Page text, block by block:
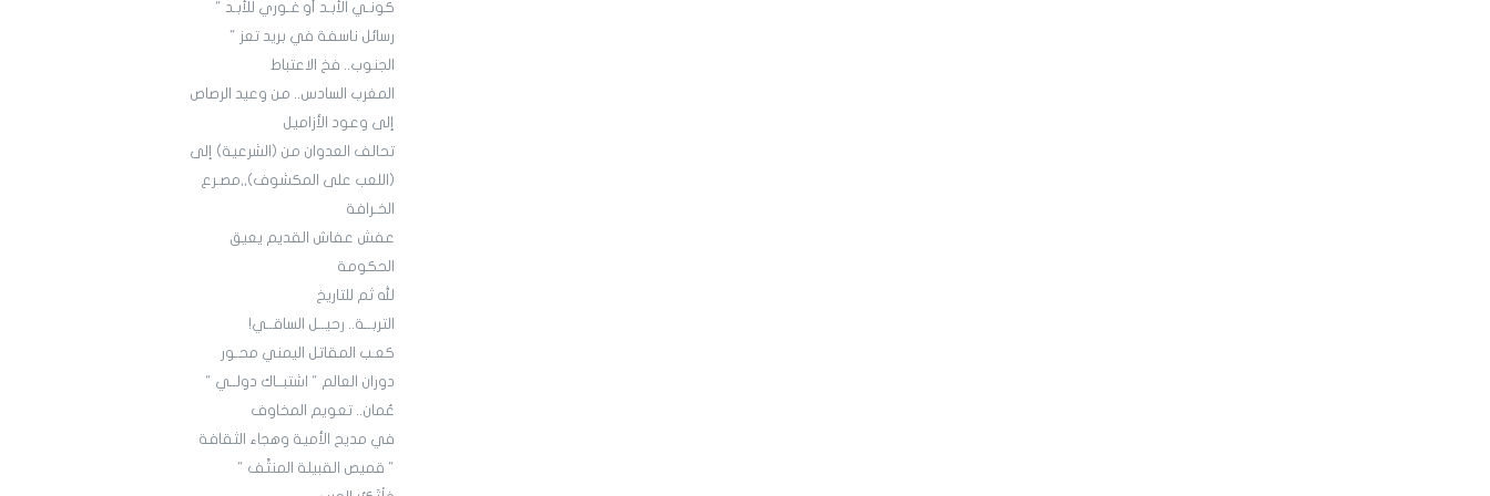
كونـي الأبـد أو غـوري للأبـد "
رسائل ناسفة في بريد تعز "
الجنوب.. فخ الاعتباط
المغرب السادس.. من وعيد الرصاص
إلى وعود الأزاميل
تحالف العدوان من (الشرعية) إلى
(اللعب على المكشوف),,مصـرع
الخـرافة
عفش عفاش القديم يعيق
الحكومة
لله ثم للتاريخ
التربــة.. رحيــل الساقــي!
كعـب المقاتل اليمني محـور
دوران العالم " اشتبــاك دولــي "
عُمان.. تعويم المخاوف
في مديح الأمية وهجاء الثقافة
" قميص القبيلة المنتَّف "